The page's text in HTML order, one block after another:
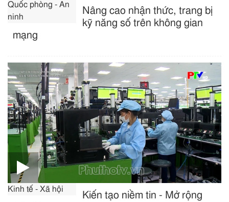
Quốc phòng - An
ninh
Nâng cao nhận thức, trang bị
kỹ năng số trên không gian
mạng
Kinh tế - Xã hội
Kiến tạo niềm tin - Mở rộng